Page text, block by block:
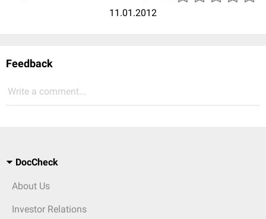
11.01.2012
Feedback
Write a comment...
DocCheck
About Us
Investor Relations